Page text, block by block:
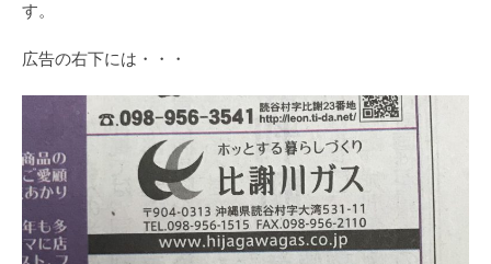
す。
広告の右下には・・・